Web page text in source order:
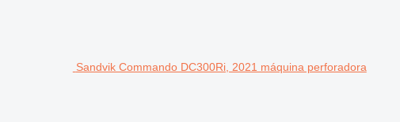
Sandvik Commando DC300Ri, 2021 máquina perforadora